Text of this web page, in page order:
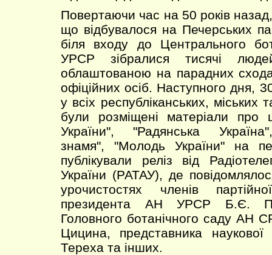
Повертаючи час на 50 років
що відбувалося на Печерських
біля входу до Центрального
УРСР зібралися тисячі
облаштованою на парадних
офіційних осіб. Наступного дня,
у всіх республіканських, міських
були розміщені матеріали
України", "Радянська
знамя", "Молодь України" на
публікували реліз від
України (РАТАУ), де
урочистостях членів
президента АН УРСР Б.Є.
Головного ботанічного саду АН
Цицина, представника
Тереха та інших.